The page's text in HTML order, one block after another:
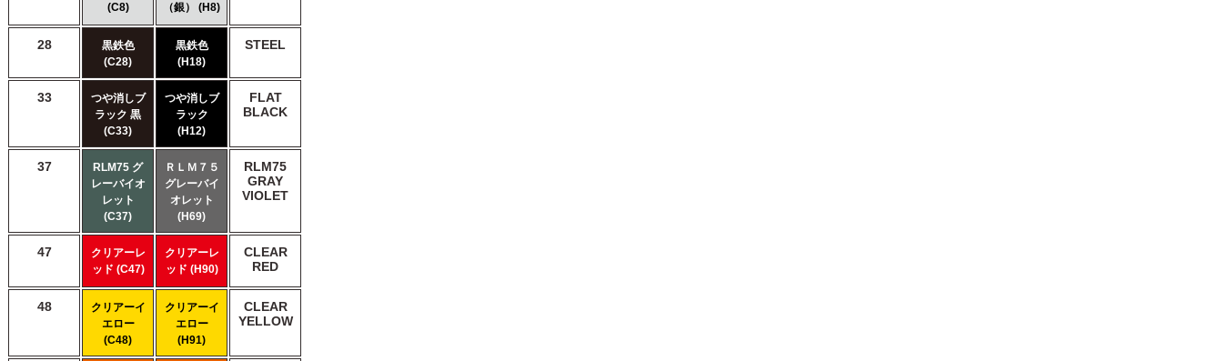
(C8)
（銀） (H8)
28
黒鉄色
(C28)
黒鉄色
(H18)
STEEL
33
つや消しブ
ラック 黒
(C33)
つや消しブ
ラック
(H12)
FLAT
BLACK
37
RLM75 グ
レーバイオ
レット
(C37)
ＲＬＭ７５
グレーバイ
オレット
(H69)
RLM75
GRAY
VIOLET
47
クリアーレ
ッド (C47)
クリアーレ
ッド (H90)
CLEAR
RED
48
クリアーイ
エロー
(C48)
クリアーイ
エロー
(H91)
CLEAR
YELLOW